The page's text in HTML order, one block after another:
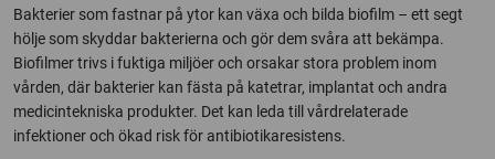
Bakterier som fastnar på ytor kan växa och bilda biofilm – ett segt
hölje som skyddar bakterierna och gör dem svåra att bekämpa.
Biofilmer trivs i fuktiga miljöer och orsakar stora problem inom
vården, där bakterier kan fästa på katetrar, implantat och andra
medicintekniska produkter. Det kan leda till vårdrelaterade
infektioner och ökad risk för antibiotikaresistens.